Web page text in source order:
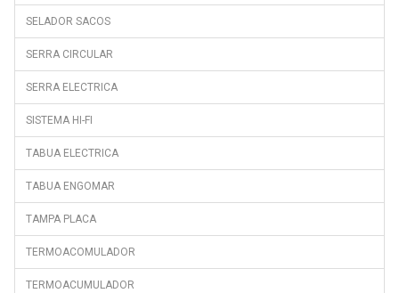
GNE60520DX
GNE60520X
GNE60521X
GNE60530DX
GNEV220S
GNEV320X
GNEV420E
GQN21220X
SELADOR SACOS
SERRA CIRCULAR
SERRA ELECTRICA
SISTEMA HI-FI
TABUA ELECTRICA
TABUA ENGOMAR
TAMPA PLACA
TERMOACOMULADOR
TERMOACUMULADOR